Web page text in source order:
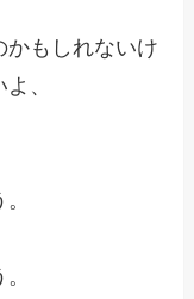
かもしれないけ
、